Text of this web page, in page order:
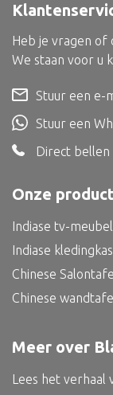
Alle textiel
Kussen
Tapijt
Kelim
Alle
Alle oosterse
Oosterse kast
Onze
Indiase tv-meubel
Indiase
Chinese
Chinese
Meer over
Lees het verhaal
Heb je vragen of
We staan voor u
Stuur een e-
Stuur een
Direct bellen